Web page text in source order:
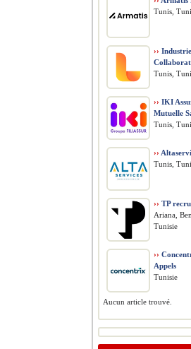
Tunis,
››
Tunis,
›› IKI
Mutuelle
Tunis,
››
Tunis,
›› TP
Ariana,
Tunisie
››
Appels
Tunisie
Aucun article trouvé.